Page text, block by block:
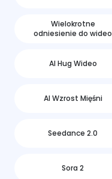
Wielokrotne
odniesienie do wideo
AI Hug Wideo
AI Wzrost Mięśni
Seedance 2.0
Sora 2